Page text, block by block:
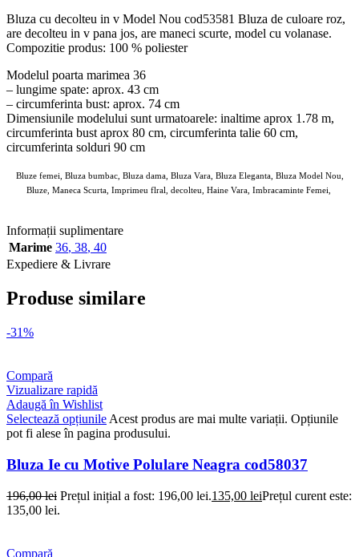
Bluza cu decolteu in v Model Nou cod53581 Bluza de culoare roz,
are decolteu in v pana jos, are maneci scurte, model cu volanase.
Compozitie produs: 100 % poliester
Modelul poarta marimea 36
– lungime spate: aprox. 43 cm
– circumferinta bust: aprox. 74 cm
Dimensiunile modelului sunt urmatoarele: inaltime aprox 1.78 m,
circumferinta bust aprox 80 cm, circumferinta talie 60 cm,
circumferinta solduri 90 cm
Bluze femei, Bluza bumbac, Bluza dama, Bluza Vara, Bluza Eleganta, Bluza Model Nou,
Bluze, Maneca Scurta, Imprimeu flral, decolteu, Haine Vara, Imbracaminte Femei,
Informații suplimentare
Marime 36, 38, 40
Expediere & Livrare
Produse similare
-31%
Compară
Vizualizare rapidă
Adaugă în Wishlist
Selectează opțiunile Acest produs are mai multe variații. Opțiunile
pot fi alese în pagina produsului.
Bluza Ie cu Motive Polulare Neagra cod58037
196,00lei Prețul inițial a fost: 196,00 lei.135,00 leiPrețul curent este:
135,00 lei.
Compară